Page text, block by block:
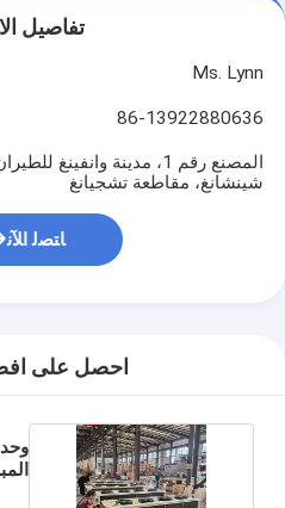
تفاصيل
Ms. Lynn
86-13922880636
المصنع رقم 1، مدينة
شينشانغ، مقاطعة تشجيانغ
ﺎﺘﺼﻟ ﺍﻶﻧ
احصل على